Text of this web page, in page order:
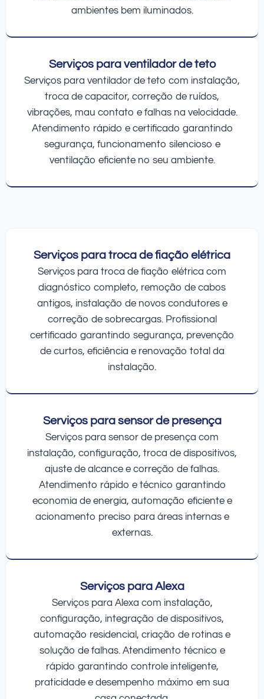
ambientes bem iluminados.
Serviços para ventilador de teto
Serviços para ventilador de teto com instalação,
troca de capacitor, correção de ruídos,
vibrações, mau contato e falhas na velocidade.
Atendimento rápido e certificado garantindo
segurança, funcionamento silencioso e
ventilação eficiente no seu ambiente.
Serviços para troca de fiação elétrica
Serviços para troca de fiação elétrica com
diagnóstico completo, remoção de cabos
antigos, instalação de novos condutores e
correção de sobrecargas. Profissional
certificado garantindo segurança, prevenção
de curtos, eficiência e renovação total da
instalação.
Serviços para sensor de presença
Serviços para sensor de presença com
instalação, configuração, troca de dispositivos,
ajuste de alcance e correção de falhas.
Atendimento rápido e técnico garantindo
economia de energia, automação eficiente e
acionamento preciso para áreas internas e
externas.
Serviços para Alexa
Serviços para Alexa com instalação,
configuração, integração de dispositivos,
automação residencial, criação de rotinas e
solução de falhas. Atendimento técnico e
rápido garantindo controle inteligente,
praticidade e desempenho máximo em sua